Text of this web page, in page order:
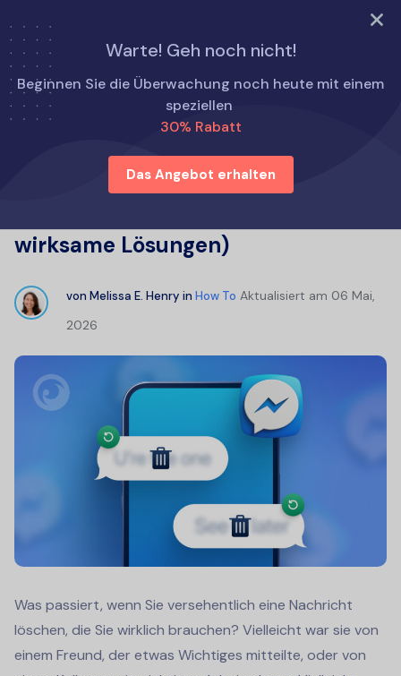
TRY NOW
Warte! Geh noch nicht!
Beginnen Sie die Überwachung noch heute mit einem
speziellen
30% Rabatt
Das Angebot erhalten
Startseite
Wie man
Gelöschte Nachrichten im Messenger wiederherstellen (4
wirksame Lösungen)
Gelöschte Nachrichten im
wirksame Lösungen)
von Melissa E. Henry in How To Aktualisiert am 06 Mai,
2026
Was passiert, wenn Sie versehentlich eine Nachricht
löschen, die Sie wirklich brauchen? Vielleicht war sie von
einem Freund, der etwas Wichtiges mitteilte, oder von